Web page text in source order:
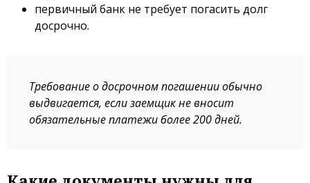
первичный банк не требует погасить долг
досрочно.
Требование о досрочном погашении обычно
выдвигается, если заемщик не вносит
обязательные платежи более 200 дней.